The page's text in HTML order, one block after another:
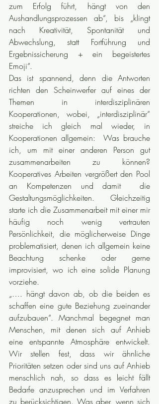
zum Erfolg führt, hängt von den
Aushandlungsprozessen ab“, bis „klingt
nach Kreativität, Spontanität und
Abwechslung, statt Fortführung und
Ergebnissicherung + ein begeistertes
Emoji“.
Das ist spannend, denn die Antworten
richten den Scheinwerfer auf eines der
Themen in interdisziplinären
Kooperationen, wobei, „interdisziplinär“
streiche ich gleich mal wieder, in
Kooperationen allgemein:  Was brauche
ich, um mit einer anderen Person gut
zusammenarbeiten zu können?
Kooperatives Arbeiten vergrößert den Pool
an Kompetenzen und damit  die
Gestaltungsmöglichkeiten. Gleichzeitig
starte ich die Zusammenarbeit mit einer mir
häufig noch wenig vertrauten
Persönlichkeit, die möglicherweise Dinge
problematisiert, denen ich allgemein keine
Beachtung schenke oder gerne
improvisiert, wo ich eine solide Planung
vorziehe.
„…. hängt davon ab, ob die beiden es
schaffen eine gute Beziehung zueinander
aufzubauen“. Manchmal begegnet man
Menschen, mit denen sich auf Anhieb
eine entspannte Atmosphäre entwickelt.
Wir stellen fest, dass wir ähnliche
Prioritäten setzen oder sind uns auf Anhieb
menschlich nah, so dass es leicht fällt
Bedarfe anzusprechen und im Verfahren
zu berücksichtigen. Was aber, wenn sich